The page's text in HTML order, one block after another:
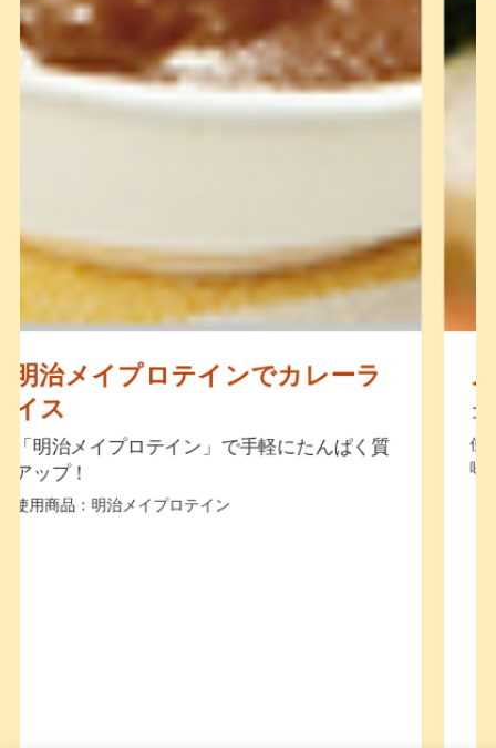
メイバランスドリア
コーンの甘さが心地いい。
使用商品：明治メイバランスMiniカップ コーンスープ
味